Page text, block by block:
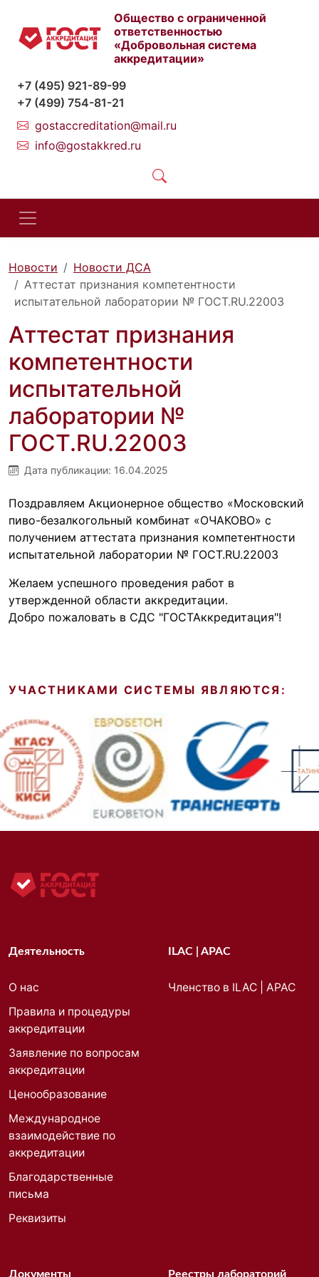
Общество с ограниченной
ответственностью
«Добровольная система
аккредитации»
+7 (495) 921-89-99
+7 (499) 754-81-21
gostaccreditation@mail.ru
info@gostakkred.ru
Новости
Новости ДСА
Аттестат признания компетентности
испытательной лаборатории № ГОСТ.RU.22003
Аттестат признания
компетентности
испытательной
лаборатории №
ГОСТ.RU.22003
Дата публикации: 16.04.2025
Поздравляем Акционерное общество «Московский
пиво-безалкогольный комбинат «ОЧАКОВО» с
получением аттестата признания компетентности
испытательной лаборатории № ГОСТ.RU.22003
Желаем успешного проведения работ в
утвержденной области аккредитации.
Добро пожаловать в СДС "ГОСТАккредитация"!
УЧАСТНИКАМИ СИСТЕМЫ ЯВЛЯЮТСЯ:
Деятельность
О нас
Правила и процедуры
аккредитации
Заявление по вопросам
аккредитации
Ценообразование
Международное
взаимодействие по
аккредитации
Благодарственные
письма
Реквизиты
ILAC | APAC
Членство в ILAC | APAC
Документы Реестры лабораторий